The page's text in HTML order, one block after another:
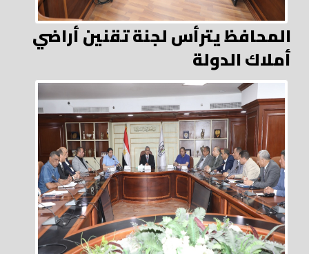
المحافظ يترأس لجنة تقنين أراضي
أملاك الدولة